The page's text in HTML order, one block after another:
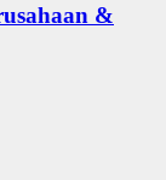
&